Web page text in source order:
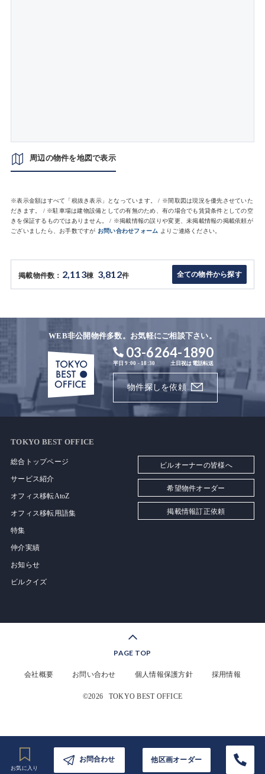
周辺の物件を地図で表示
※表示金額はすべて「税抜き表示」となっています。 / ※間取図は現況を優先させていた
だきます。 / ※駐車場は建物設備としての有無のため、有の場合でも賃貸条件としての空
きを保証するものではありません。 / ※掲載情報の誤りや変更、未掲載情報の掲載依頼が
ございましたら、お手数ですが お問い合わせフォーム よりご連絡ください。
掲載物件数： 2,113棟 3,812件 全ての物件から探す
お問合わせ 他区画オーダー
WEB非公開物件多数。お気軽にご相談下さい。
03-6264-1890
平日 9:00 - 18:30 土日祝は電話転送
物件探しを依頼
TOKYO BEST OFFICE
総合トップページ
サービス紹介
オフィス移転AtoZ
オフィス移転用語集
特集
仲介実績
お知らせ
ビルクイズ
ビルオーナーの皆様へ
希望物件オーダー
掲載情報訂正依頼
PAGE TOP
会社概要 お問い合わせ 個人情報保護方針 採用情報
©2026 TOKYO BEST OFFICE